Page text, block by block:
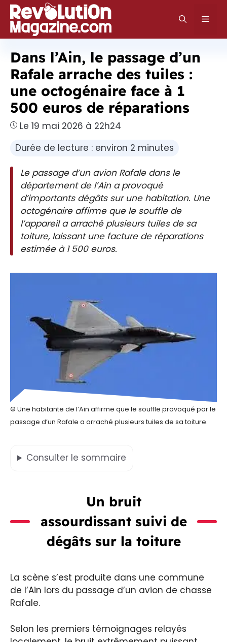
Aller
au
contenu
Dans l’Ain, le passage d’un
Rafale arrache des tuiles :
une octogénaire face à 1
500 euros de réparations
Le 19 mai 2026 à 22h24
Durée de lecture : environ 2 minutes
Le passage d’un avion Rafale dans le
département de l’Ain a provoqué
d’importants dégâts sur une habitation. Une
octogénaire affirme que le souffle de
l’appareil a arraché plusieurs tuiles de sa
toiture, laissant une facture de réparations
estimée à 1 500 euros.
© Une habitante de l’Ain affirme que le souffle provoqué par le
passage d’un Rafale a arraché plusieurs tuiles de sa toiture.
Consulter le sommaire
Un bruit
assourdissant suivi de
dégâts sur la toiture
La scène s’est produite dans une commune
de l’Ain lors du passage d’un avion de chasse
Rafale.
Selon les premiers témoignages relayés